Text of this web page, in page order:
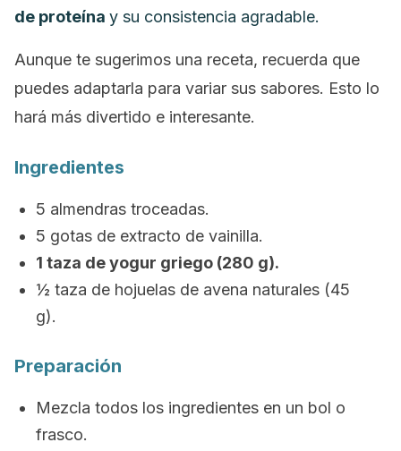
de proteína y su consistencia agradable.
Aunque te sugerimos una receta, recuerda que
puedes adaptarla para variar sus sabores. Esto lo
hará más divertido e interesante.
Ingredientes
5 almendras troceadas.
5 gotas de extracto de vainilla.
1 taza de yogur griego (280 g).
½ taza de hojuelas de avena naturales (45
g).
Preparación
Mezcla todos los ingredientes en un bol o
frasco.